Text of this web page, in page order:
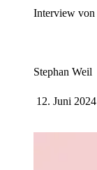
Interview von
Stephan Weil
12. Juni 2024